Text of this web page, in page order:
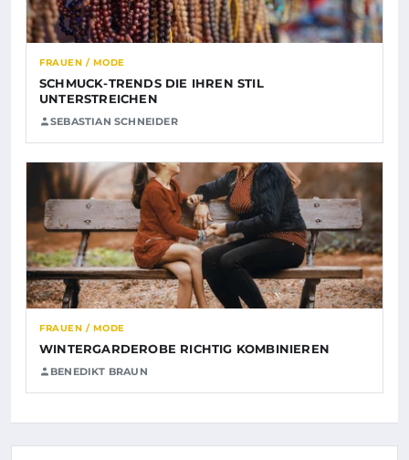
FRAUEN / MODE
SCHMUCK-TRENDS DIE IHREN STIL
UNTERSTREICHEN
SEBASTIAN SCHNEIDER
FRAUEN / MODE
WINTERGARDEROBE RICHTIG KOMBINIEREN
BENEDIKT BRAUN